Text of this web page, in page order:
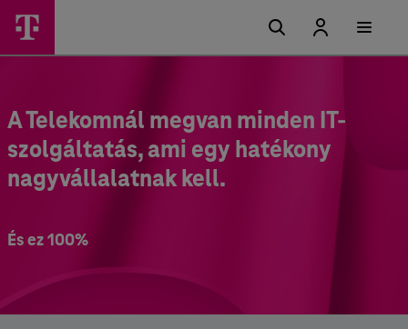
A Telekomnál megvan minden IT-
szolgáltatás, ami egy hatékony
nagyvállalatnak kell.
És ez 100%